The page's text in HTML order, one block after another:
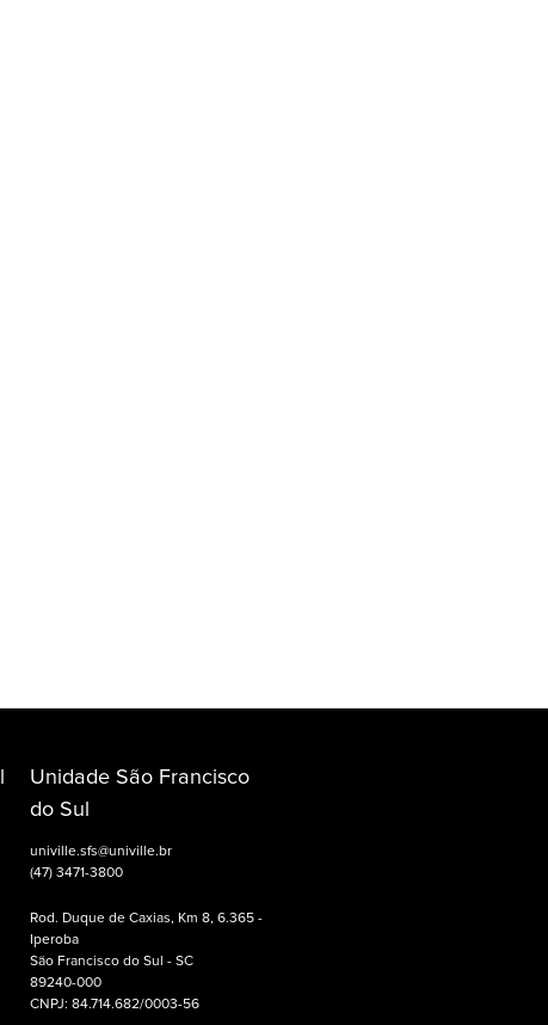
Unidade São Francisco
do Sul
univille.sfs@univille.br
(47) 3471-3800
Rod. Duque de Caxias, Km 8, 6.365 -
Iperoba
São Francisco do Sul - SC
89240-000
CNPJ: 84.714.682/0003-56